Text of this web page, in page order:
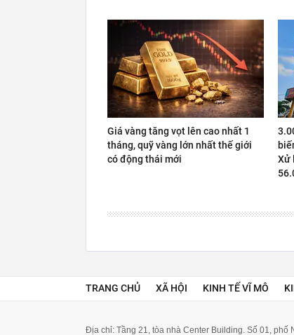
Giá vàng tăng vọt lên cao nhất 1
tháng, quỹ vàng lớn nhất thế giới
có động thái mới
Xử
TRANG CHỦ XÃ HỘI KINH TẾ VĨ MÔ
Địa chỉ: Tầng 21, tòa nhà Center Building. Số 01, phố